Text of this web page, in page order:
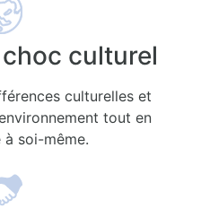
culturel
culturelles et
tout en
soi-même.